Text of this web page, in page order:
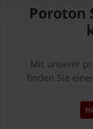
Poroton
Mit unserer
finden Sie